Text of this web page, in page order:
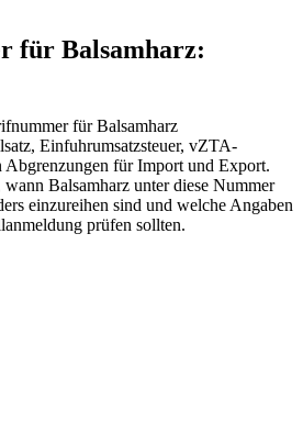
für Balsamharz:
für Balsamharz
Einfuhrumsatzsteuer, vZTA-
Abgrenzungen für Import und Export.
wann Balsamharz unter diese Nummer
einzureihen sind und welche Angaben
prüfen sollten.